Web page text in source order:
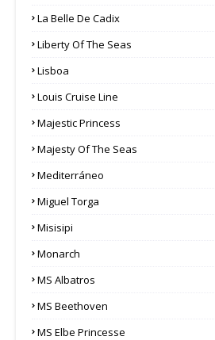
La Belle De Cadix
Liberty Of The Seas
Lisboa
Louis Cruise Line
Majestic Princess
Majesty Of The Seas
Mediterráneo
Miguel Torga
Misisipi
Monarch
MS Albatros
MS Beethoven
MS Elbe Princesse